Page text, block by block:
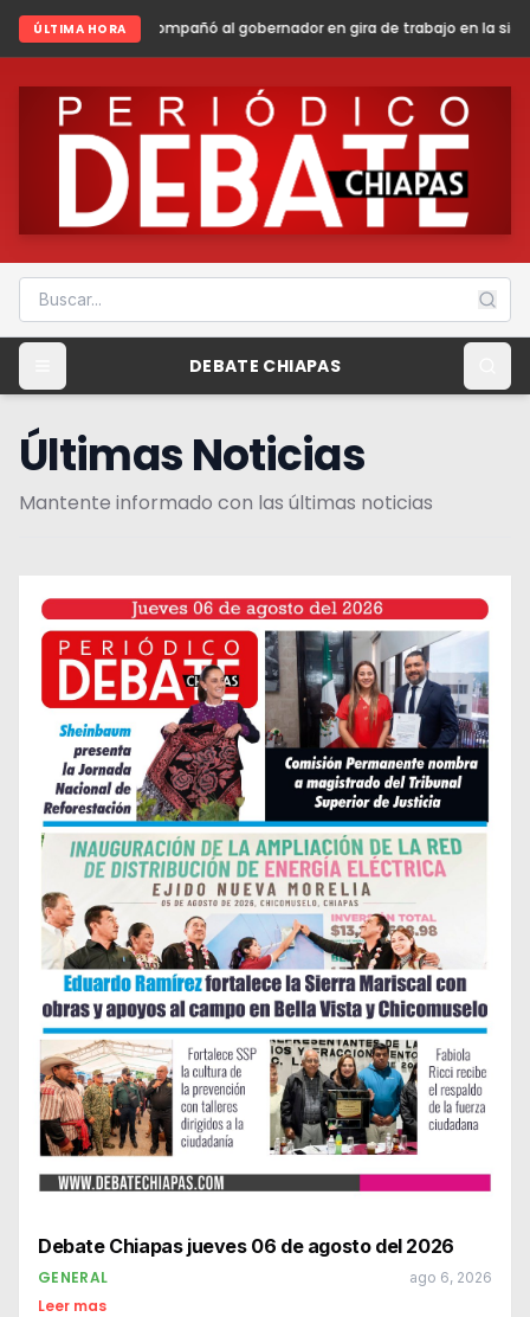
ÚLTIMA HORA
al gobernador en gira de trabajo en la sierra madre de Chiapas
DEBATE CHIAPAS
Últimas Noticias
Mantente informado con las últimas noticias
Debate Chiapas jueves 06 de agosto del 2026
GENERAL ago 6, 2026
Leer mas